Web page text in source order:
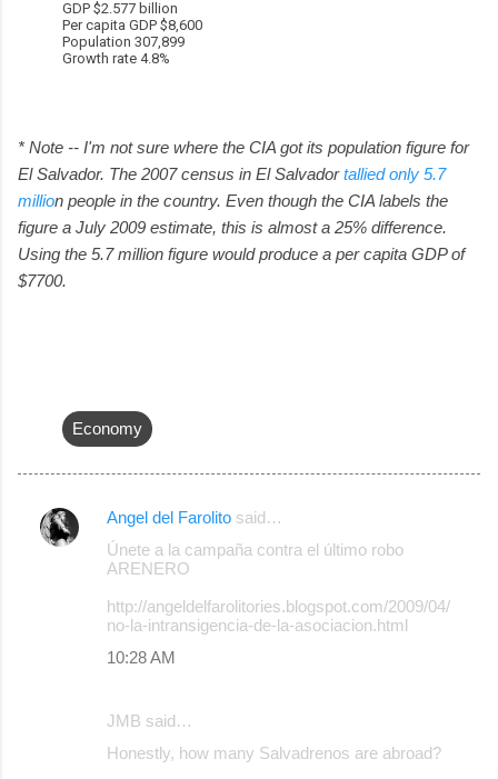
GDP $2.577 billion
Per capita GDP $8,600
Population 307,899
Growth rate 4.8%
* Note -- I'm not sure where the CIA got its population figure for
El Salvador. The 2007 census in El Salvadortallied only 5.7
million people in the country. Even though the CIA labels the
figure a July 2009 estimate, this is almost a 25% difference.
Using the 5.7 million figure would produce a per capita GDP of
$7700.
Economy
C
Angel del Farolito said…
Únete a la campaña contra el último robo
ARENERO
http://angeldelfarolitories.blogspot.com/2009/04/
no-la-intransigencia-de-la-asociacion.html
10:28 AM
JMB said…
Honestly, how many Salvadrenos are abroad?